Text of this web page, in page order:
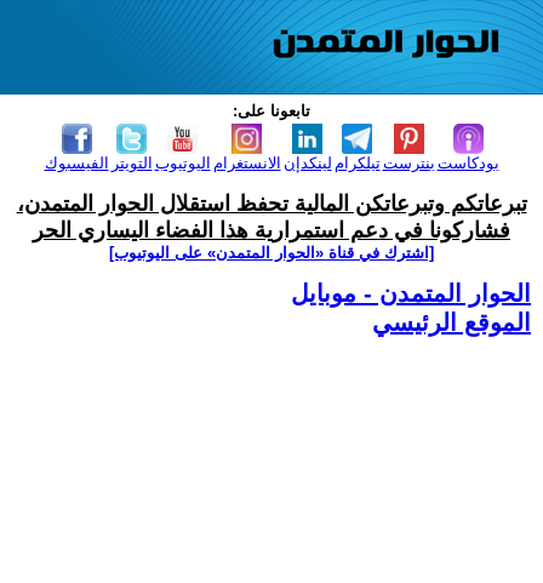
تابعونا على:
الفيسبوك التويتر اليوتيوب الانستغرام لينكدإن تيلكرامبنترست بودكاست
تبرعاتكم وتبرعاتكن المالية تحفظ استقلال الحوار المتمدن،
فشاركونا في دعم استمرارية هذا الفضاء اليساري الحر
[اشترك في قناة ‫«الحوار المتمدن» على اليوتيوب]
الحوار المتمدن - موبايل
الموقع الرئيسي